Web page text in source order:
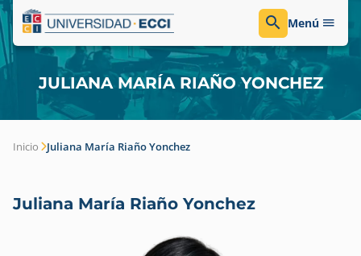
Menú
JULIANA MARÍA RIAÑO YONCHEZ
Inicio Juliana María Riaño Yonchez
Juliana María Riaño Yonchez